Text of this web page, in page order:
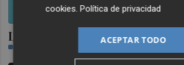
La música infantil és droga dura
cookies.Política de privacidad
ACEPTAR TODO